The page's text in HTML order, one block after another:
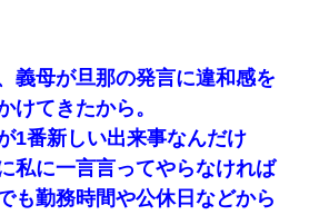
義母が旦那の発言に違和感を
けてきたから。
1番新しい出来事なんだけ
私に一言言ってやらなければ
も勤務時間や公休日などから